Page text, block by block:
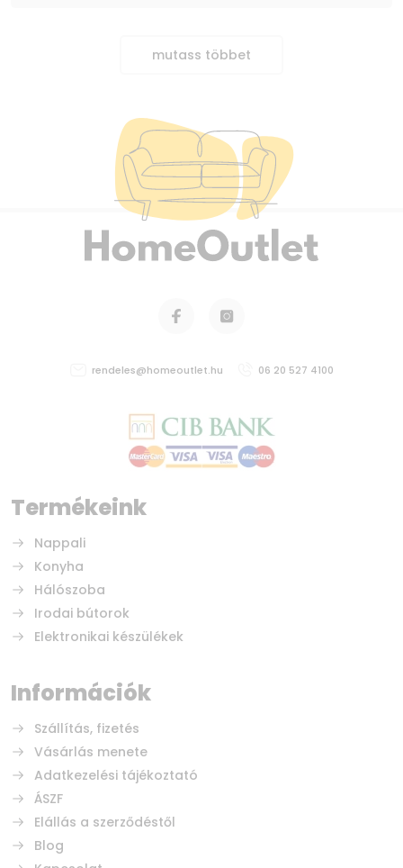
mutass többet
Termékeink
Nappali
Konyha
Hálószoba
Irodai bútorok
Elektronikai készülékek
rendeles@homeoutlet.hu 06 20 527 4100
Információk
Szállítás, fizetés
Vásárlás menete
Adatkezelési tájékoztató
ÁSZF
Elállás a szerződéstől
Blog